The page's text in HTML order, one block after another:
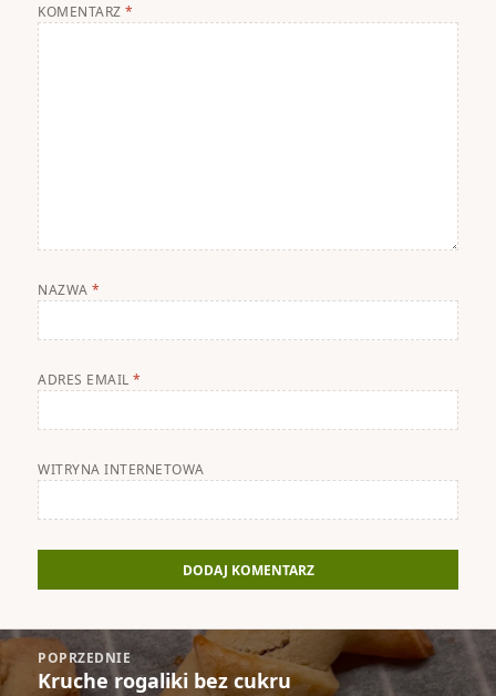
KOMENTARZ*
NAZWA*
ADRES EMAIL*
WITRYNA INTERNETOWA
Nawigacja
wpisu
POPRZEDNIE
Poprzedni
Kruche rogaliki bez cukru